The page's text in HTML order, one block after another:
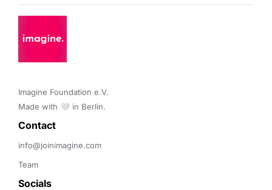
Imagine Foundation e.V.
Made with 🤍 in Berlin.
Contact
info@joinimagine.com
Team
Socials